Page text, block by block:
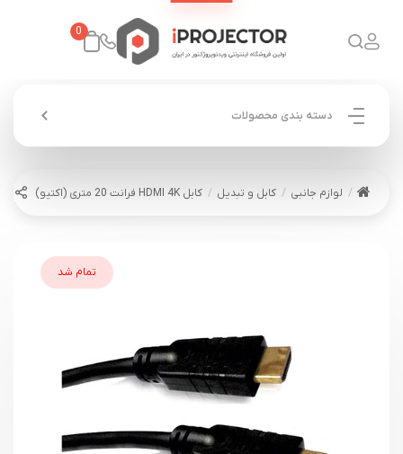
0
دسته بندی محصولات
لوازم جانبی کابل و تبدیل کابل HDMI 4K فرانت 20 متری (اکتیو)
تمام شد